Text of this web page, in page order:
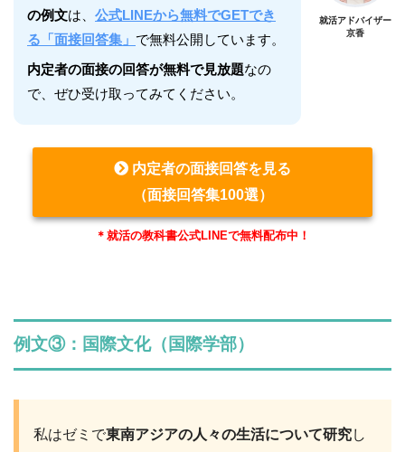
の例文は、 公式LINEから無料でGETでき
る「面接回答集」 で無料公開しています。
内定者の面接の回答が無料で見放題なの
で、ぜひ受け取ってみてください。
就活アドバイザー
京香
内定者の面接回答を見る
（面接回答集100選）
＊就活の教科書公式LINEで無料配布中！
例文③：国際文化（国際学部）
私はゼミで東南アジアの人々の生活について研究し